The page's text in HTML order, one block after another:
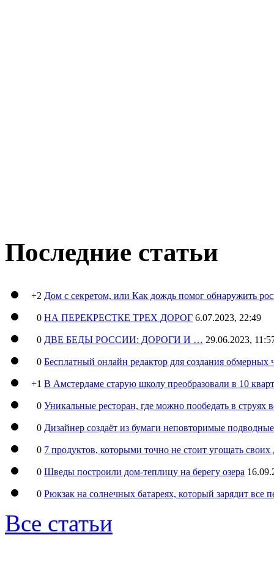
Последние статьи
+2 Дом с секретом, или Как дождь помог обнаружить
0 НА ПЕРЕКРЕСТКЕ ТРЕХ ДОРОГ 6.07.2023, 22:49
0 ДВЕ БЕДЫ РОССИИ: ДОРОГИ И … 29.06.2023,
0 Бесплатный онлайн редактор для создания обмерных
+1 В Амстердаме старую школу преобразовали в 10
0 Уникальные ресторан, где можно пообедать в струях
0 Дизайнер создаёт из бумаги неповторимые
0 7 продуктов, которыми точно не стоит угощать
0 Шведы построили дом-теплицу на берегу озера
0 Рюкзак на солнечных батареях, который зарядит все
Все статьи